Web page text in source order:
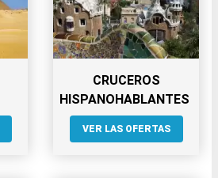
CRUCEROS
HISPANOHABLANTES
VER LAS OFERTAS